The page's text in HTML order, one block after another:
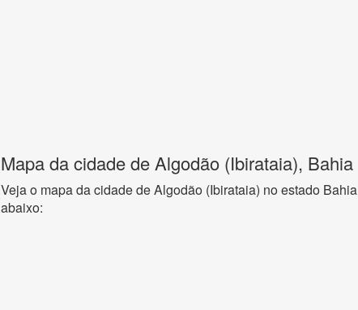
Mapa da cidade de Algodão (Ibirataia), Bahia
Veja o mapa da cidade de Algodão (Ibirataia) no estado Bahia
abaixo: